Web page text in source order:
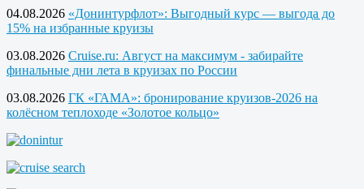
04.08.2026 «Донинтурфлот»: Выгодный курс — выгода до
15% на избранные круизы
03.08.2026 Cruise.ru: Август на максимум - забирайте
финальные дни лета в круизах по России
03.08.2026 ГК «ГАМА»: бронирование круизов-2026 на
колёсном теплоходе «Золотое кольцо»